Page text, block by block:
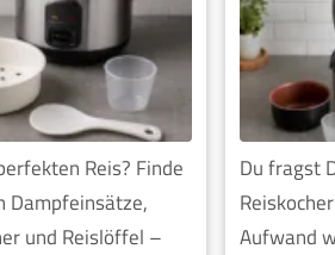
Reis? Finde
Dampfeinsätze,
und Reislöffel –
Du fragst
Aufwand